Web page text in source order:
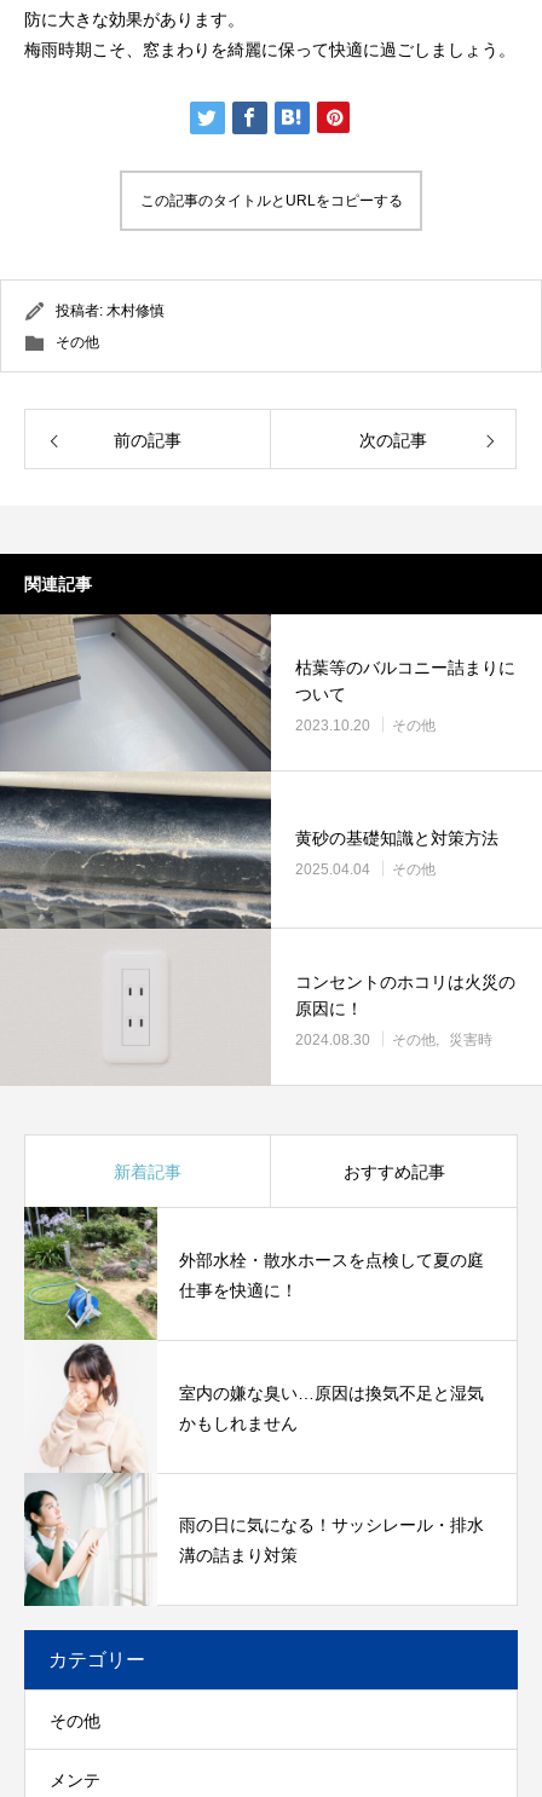
防に大きな効果があります。
梅雨時期こそ、窓まわりを綺麗に保って快適に過ごしましょう。
この記事のタイトルとURLをコピーする
投稿者: 木村修慎
その他
前の記事 次の記事
関連記事
枯葉等のバルコニー詰まりに
ついて
2023.10.20 その他
黄砂の基礎知識と対策方法
2025.04.04 その他
コンセントのホコリは火災の
原因に！
2024.08.30 その他 災害時
新着記事 おすすめ記事
外部水栓・散水ホースを点検して夏の庭
仕事を快適に！
室内の嫌な臭い…原因は換気不足と湿気
かもしれません
雨の日に気になる！サッシレール・排水
溝の詰まり対策
カテゴリー
その他
メンテ